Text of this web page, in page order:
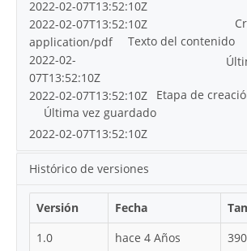
2022-02-07T13:52:10Z
2022-02-07T13:52:10Z
Texto del contenido
application/pdf
2022-02-
07T13:52:10Z
Etapa de
2022-02-07T13:52:10Z
Última vez guardado
2022-02-07T13:52:10Z
Histórico de versiones
Versión Fecha
1.0
hace 4 Años